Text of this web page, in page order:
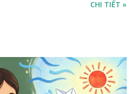
CHI TIẾT »